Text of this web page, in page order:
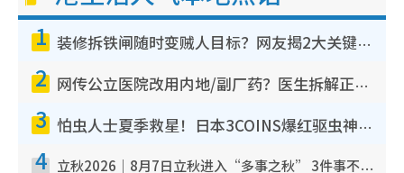
1 装修拆铁闸随时变贼人目标？网友揭2大关键用途：装新款等于白装？附新旧铁闸分别
2 网传公立医院改用内地/副厂药？医生拆解正副厂分别，揭4类人换药随时出事
3 怕虫人士夏季救星！日本3COINS爆红驱虫神器$45起 1招“全程免触碰”轻松搞定小强
4